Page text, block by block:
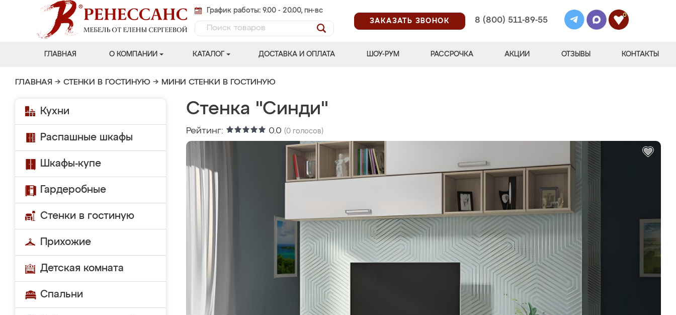
График работы: 9.00 - 20.00, пн-вс
ЗАКАЗАТЬ ЗВОНОК
8 (800) 511-89-55
0
ГЛАВНАЯ О КОМПАНИИ КАТАЛОГ ДОСТАВКА И ОПЛАТА ШОУ-РУМ РАССРОЧКА АКЦИИ ОТЗЫВЫ КОНТАКТЫ
ГЛАВНАЯ → СТЕНКИ В ГОСТИНУЮ → МИНИ СТЕНКИ В ГОСТИНУЮ
Кухни
Распашные шкафы
Шкафы-купе
Гардеробные
Стенки в гостиную
Прихожие
Детская комната
Спальни
Стенка "Синди"
Рейтинг: 0.0 (0 голосов)